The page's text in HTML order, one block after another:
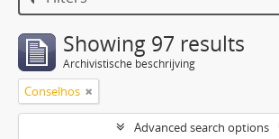
Showing 97 results
Archivistische beschrijving
Conselhos
Advanced search options